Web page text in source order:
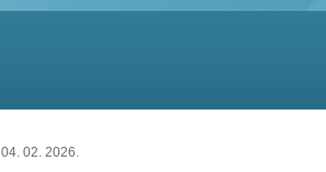
04. 02. 2026.